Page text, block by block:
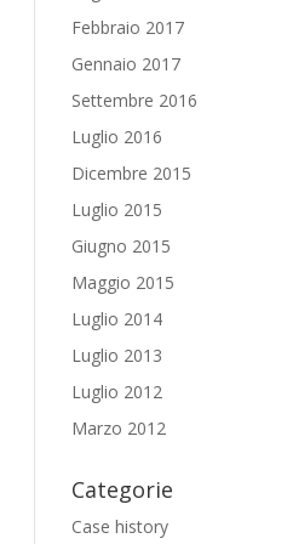
Febbraio 2017
Gennaio 2017
Settembre 2016
Luglio 2016
Dicembre 2015
Luglio 2015
Giugno 2015
Maggio 2015
Luglio 2014
Luglio 2013
Luglio 2012
Marzo 2012
Categorie
Case history